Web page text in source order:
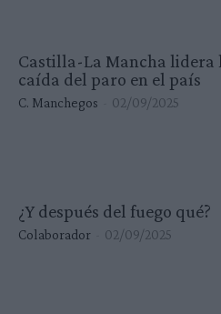
Castilla-La Mancha lidera
caída del paro en el país
C. Manchegos 02/09/2025
¿Y después del fuego qué?
Colaborador 02/09/2025